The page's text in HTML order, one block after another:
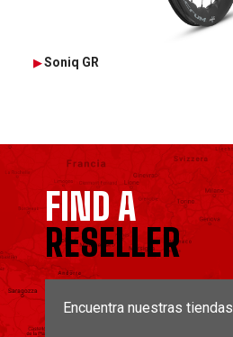
Soniq GR
FIND A
RESELLER
Encuentra nuestras tiendas